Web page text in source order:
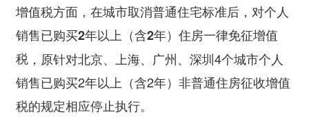
增值税方面，在城市取消普通住宅标准后，对个人
销售已购买2年以上（含2年）住房一律免征增值
税 ，原针对北京、上海、广州、深圳4个城市个人
销售已购买2年以上（含2年）非普通住房征收增值
税的规定相应停止执行。